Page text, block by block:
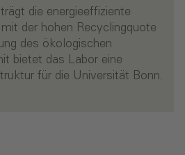
die energieeffiziente
mit der hohen Recyclingquote
des ökologischen
bietet das Labor eine
für die Universität Bonn.